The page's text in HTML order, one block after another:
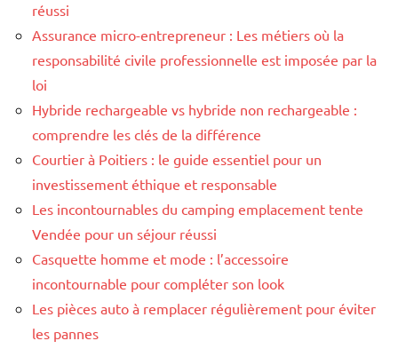
réussi
Assurance micro-entrepreneur : Les métiers où la
responsabilité civile professionnelle est imposée par la
loi
Hybride rechargeable vs hybride non rechargeable :
comprendre les clés de la différence
Courtier à Poitiers : le guide essentiel pour un
investissement éthique et responsable
Les incontournables du camping emplacement tente
Vendée pour un séjour réussi
Casquette homme et mode : l’accessoire
incontournable pour compléter son look
Les pièces auto à remplacer régulièrement pour éviter
les pannes